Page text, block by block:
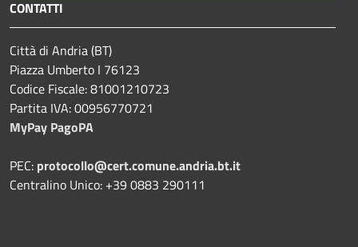
CONTATTI
Città di Andria (BT)
Piazza Umberto I 76123
Codice Fiscale: 81001210723
Partita IVA: 00956770721
MyPay PagoPA
PEC: protocollo@cert.comune.andria.bt.it
Centralino Unico: +39 0883 290111